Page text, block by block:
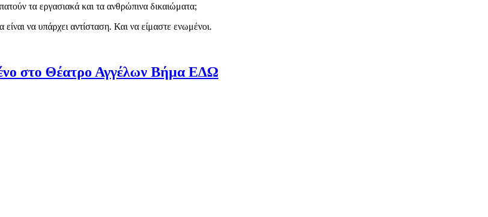
τα εργασιακά και τα ανθρώπινα δικαιώματα;
να υπάρχει αντίσταση. Και να είμαστε ενωμένοι.
στο Θέατρο Αγγέλων Βήμα ΕΔΩ